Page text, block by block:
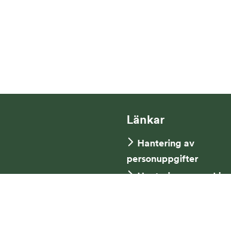
Länkar
Hantering av
personuppgifter
Hantering av cookies